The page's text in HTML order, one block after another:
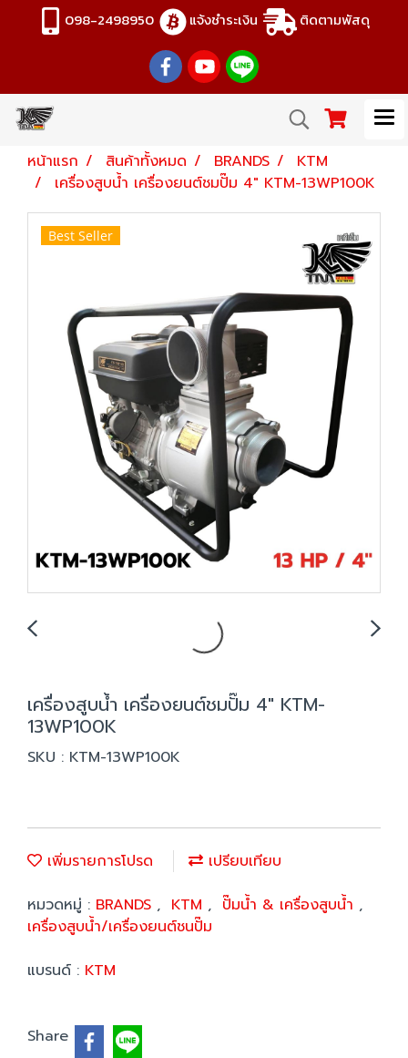
098-2498950 แจ้งชำระเงิน ติดตามพัสดุ
หน้าแรก สินค้าทั้งหมด BRANDS
KTM
เครื่องสูบน้ำ เครื่องยนต์ชมปั๊ม 4" KTM-13WP100K
Best Seller
เครื่องสูบน้ำ เครื่องยนต์ชมปั๊ม 4" KTM-
13WP100K
SKU : KTM-13WP100K
เพิ่มรายการโปรด
เปรียบเทียบ
หมวดหมู่ : BRANDS , KTM , ปั๊มน้ำ & เครื่องสูบน้ำ ,
เครื่องสูบน้ำ/เครื่องยนต์ชนปั๊ม
แบรนด์ : KTM
Share